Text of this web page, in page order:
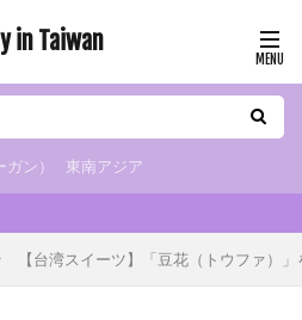
in Taiwan
ン） 東南アジア
【台湾スイーツ】「豆花（トウファ）